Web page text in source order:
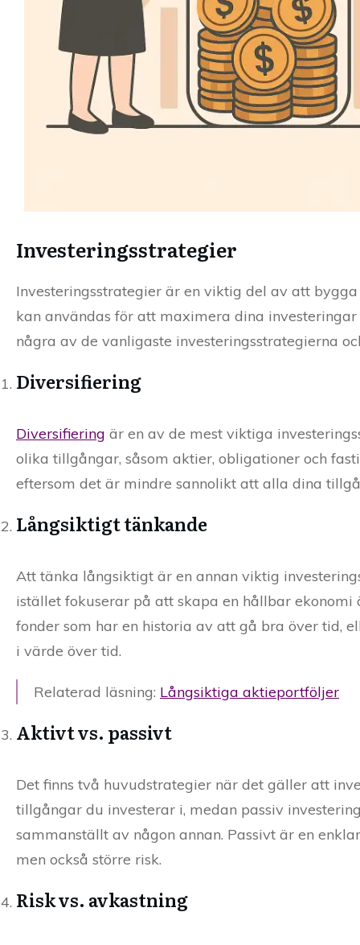
Investeringsstrategier
Investeringsstrategier är en viktig del av att
kan användas för att maximera dina
några av de vanligaste investeringsstrategierna
Diversifiering
Diversifiering är en av de mest viktiga
olika tillgångar, såsom aktier, obligationer och
eftersom det är mindre sannolikt att alla dina
Långsiktigt tänkande
Att tänka långsiktigt är en annan viktig
istället fokuserar på att skapa en hållbar
fonder som har en historia av att gå bra över tid,
i värde över tid.
Relaterad läsning: Långsiktiga aktieportföljer
Aktivt vs. passivt
Det finns två huvudstrategier när det gäller att
tillgångar du investerar i, medan passiv
sammanställt av någon annan. Passivt är en
men också större risk.
Risk vs. avkastning